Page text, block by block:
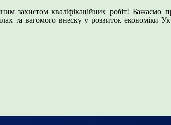
захистом кваліфікаційних робіт! Бажаємо
та вагомого внеску у розвиток